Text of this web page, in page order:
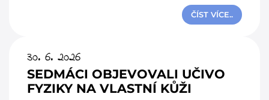
ČÍST VÍCE..
30. 6. 2026
SEDMÁCI OBJEVOVALI UČIVO
FYZIKY NA VLASTNÍ KŮŽI